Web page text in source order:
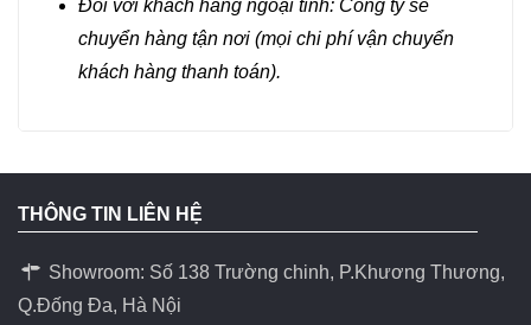
Đối với khách hàng ngoại tỉnh: Công ty sẽ
chuyển hàng tận nơi (mọi chi phí vận chuyển
khách hàng thanh toán).
THÔNG TIN LIÊN HỆ
Showroom: Số 138 Trường chinh, P.Khương Thương,
Q.Đống Đa, Hà Nội